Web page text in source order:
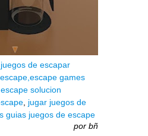
juegos de escapar
escape,escape games
escape solucion
, jugar juegos de
guias juegos de escape
por bñ